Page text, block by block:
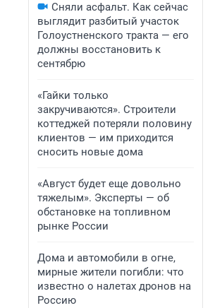
Сняли асфальт. Как сейчас
выглядит разбитый участок
Голоустненского тракта — его
должны восстановить к
сентябрю
«Гайки только
закручиваются». Строители
коттеджей потеряли половину
клиентов — им приходится
сносить новые дома
«Август будет еще довольно
тяжелым». Эксперты — об
обстановке на топливном
рынке России
Дома и автомобили в огне,
мирные жители погибли: что
известно о налетах дронов на
Россию